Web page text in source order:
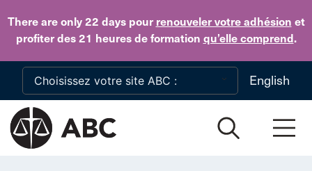
There are only 22 dayspour renouveler votre adhésion et
profiter des 21 heures de formation qu’elle comprend.
Skip to main content
English